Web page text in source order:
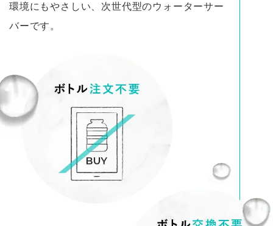
環境にもやさしい、次世代型のウォーターサー
バーです。